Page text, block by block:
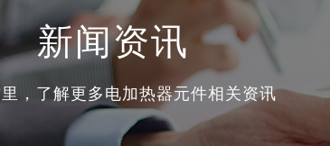
新闻资讯
，了解更多电加热器元件相关资讯